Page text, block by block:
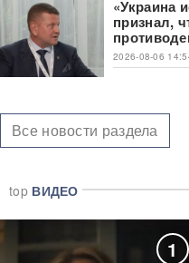
«Украина
признал,
2026-08-06
Все новости раздела
top ВИДЕО
1